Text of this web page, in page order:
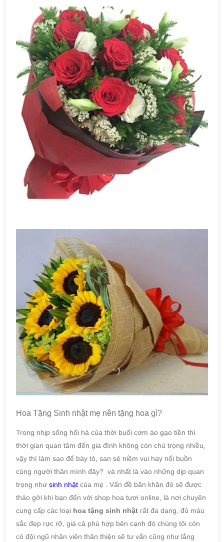
Hoa Tặng Sinh nhật mẹ nên tặng hoa gì?
Trong nhịp sống hối hả của thời buổi cơm áo gạo tiền thì
thời gian quan tâm đến gia đình không còn chú trọng nhiều,
vậy thì làm sao để bày tỏ, san sẻ niềm vui hay nổi buồn
cùng người thân mình đây? và nhất là vào những dịp quan
trọng như sinh nhật của mẹ . Vấn đề băn khăn đó sẽ được
tháo gởi khi bạn đến với shop hoa tươi online, là nơi chuyên
cung cấp các loại hoa tặng sinh nhật rất đa dạng, đủ màu
sắc đẹp rực rỡ, giá cả phù hợp bên cạnh đó chúng tôi còn
có đội ngũ nhân viên thân thiện sẽ tư vấn cũng như lắng